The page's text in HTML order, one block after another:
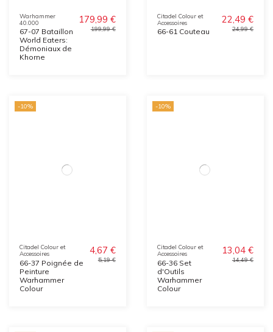
Warhammer
40.000
67-07 Bataillon
World Eaters:
Démoniaux de
Khorne
179,99 €
199,99 €
Citadel Colour et
Accessoires
66-61 Couteau
22,49 €
24,99 €
-10%
Citadel Colour et
Accessoires
66-37 Poignée de
Peinture
Warhammer
Colour
4,67 €
5,19 €
-10%
Citadel Colour et
Accessoires
66-36 Set
d'Outils
Warhammer
Colour
13,04 €
14,49 €